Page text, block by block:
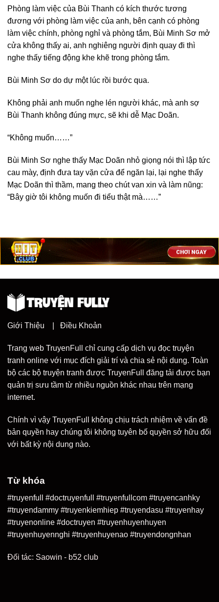
Phòng làm việc của Bùi Thanh có kích thước tương
đương với phòng làm việc của anh, bên cạnh có phòng
làm việc chính, phòng nghỉ và phòng tắm, Bùi Minh Sơ mở
cửa không thấy ai, anh nghiêng người định quay đi thì
nghe thấy tiếng động khe khẽ trong phòng tắm.
Bùi Minh Sơ do dự một lúc rồi bước qua.
Không phải anh muốn nghe lén người khác, mà anh sợ
Bùi Thanh không đúng mực, sẽ khi dễ Mạc Doãn.
“Không muốn……”
Bùi Minh Sơ nghe thấy Mạc Doãn nhỏ giọng nói thì lập tức
cau mày, định đưa tay vặn cửa để ngăn lại, lại nghe thấy
Mạc Doãn thì thầm, mang theo chút van xin và làm nũng:
“Bây giờ tôi không muốn đi tiểu thật mà……”
Giới Thiệu Điều Khoản
Trang web TruyenFull chỉ cung cấp dịch vụ đọc truyện
tranh online với mục đích giải trí và chia sẻ nội dung. Toàn
bộ các bộ truyện tranh được TruyenFull đăng tải được bạn
quản trị sưu tầm từ nhiều nguồn khác nhau trên mạng
internet.
Chính vì vậy TruyenFull không chịu trách nhiệm về vấn đề
bản quyền hay chúng tôi không tuyên bố quyền sở hữu đối
với bất kỳ nội dung nào.
Từ khóa
#truyenfull #doctruyenfull #truyenfullcom #truyencanhky
#truyendammy #truyenkiemhiep #truyendasu #truyenhay
#truyenonline #doctruyen #truyenhuyenhuyen
#truyenhuyennghi #truyenhuyenao #truyendongnhan
Đối tác: Saowin - b52 club